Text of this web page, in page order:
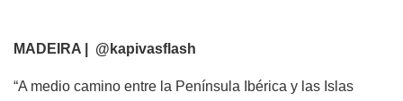
MADEIRA | @kapivasflash
“A medio camino entre la Península Ibérica y las Islas